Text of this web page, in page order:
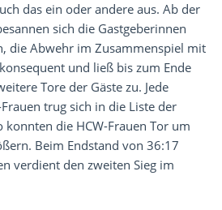
das ein oder andere aus. Ab der
sich die Gastgeberinnen
die Abwehr im Zusammenspiel mit
und ließ bis zum Ende
Tore der Gäste zu. Jede
trug sich in die Liste der
konnten die HCW-Frauen Tor um
Beim Endstand von 36:17
verdient den zweiten Sieg im